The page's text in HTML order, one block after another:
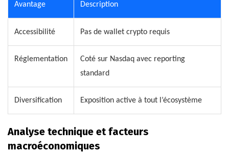
Avantage Description
Accessibilité Pas de wallet crypto requis
Réglementation
Coté sur Nasdaq avec reporting
standard
Diversification Exposition active à tout l’écosystème
Analyse technique et facteurs
macroéconomiques